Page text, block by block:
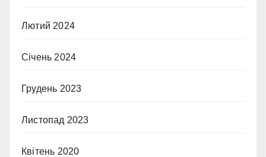
Лютий 2024
Січень 2024
Грудень 2023
Листопад 2023
Квітень 2020